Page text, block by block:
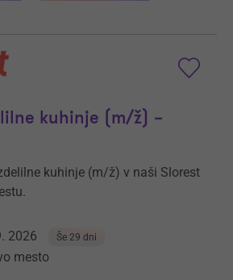
kuhinje (m/ž) –
kuhinje (m/ž) v naši Slorest
2026 Še 29 dni
mesto